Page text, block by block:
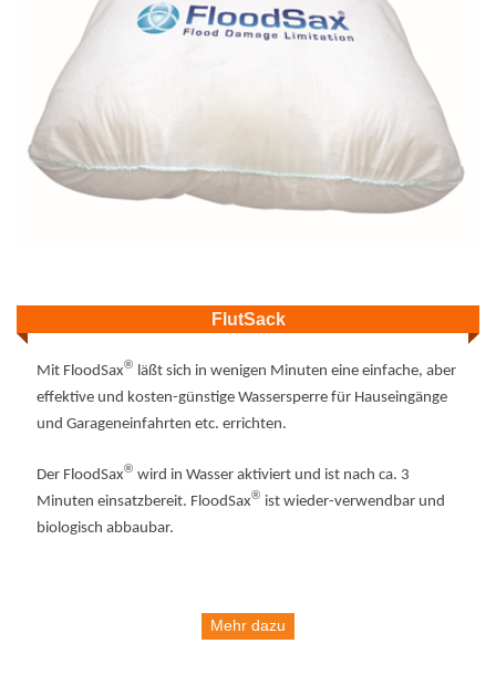
FlutSack
Mit FloodSax® läßt sich in wenigen Minuten eine einfache, aber
effektive und kosten-günstige Wassersperre für Hauseingänge
und Garageneinfahrten etc. errichten.
Der FloodSax® wird in Wasser aktiviert und ist nach ca. 3
Minuten einsatzbereit. FloodSax® ist wieder-verwendbar und
biologisch abbaubar.
Mehr dazu